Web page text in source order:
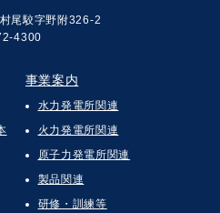
尾駮字野附326-2
4300
事業案内
水力発電所関連
火力発電所関連
原子力発電所関連
製品関連
研修・訓練等